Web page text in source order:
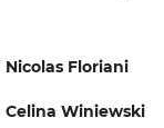
Nicolas Floriani
Celina Winiewski